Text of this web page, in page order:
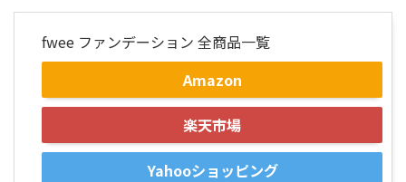
fwee ファンデーション 全商品一覧
Amazon
楽天市場
Yahooショッピング